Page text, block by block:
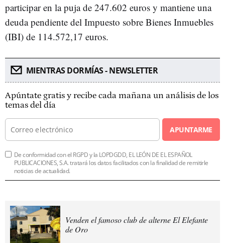
participar en la puja de 247.602 euros y mantiene una
deuda pendiente del Impuesto sobre Bienes Inmuebles
(IBI) de 114.572,17 euros.
MIENTRAS DORMÍAS - NEWSLETTER
Apúntate gratis y recibe cada mañana un análisis de los
temas del día
APUNTARME
De conformidad con el RGPD y la LOPDGDD, EL LEÓN DE EL ESPAÑOL
PUBLICACIONES, S.A. tratará los datos facilitados con la finalidad de remitirle
noticias de actualidad.
Venden el famoso club de alterne El Elefante
de Oro